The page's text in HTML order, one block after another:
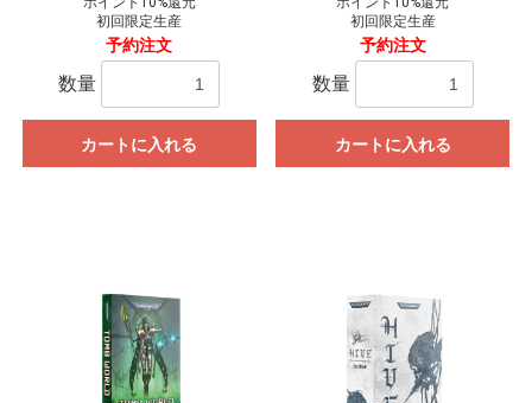
初回限定生産
予約注文
数量
カートに入れる
初回限定生産
予約注文
数量
カートに入れる